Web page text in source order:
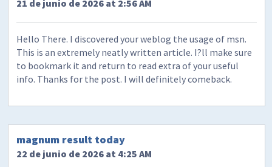
21 de junio de 2026 at 2:56 AM
Hello There. I discovered your weblog the usage of msn.
This is an extremely neatly written article. I?ll make sure
to bookmark it and return to read extra of your useful
info. Thanks for the post. I will definitely comeback.
magnum result today
22 de junio de 2026 at 4:25 AM